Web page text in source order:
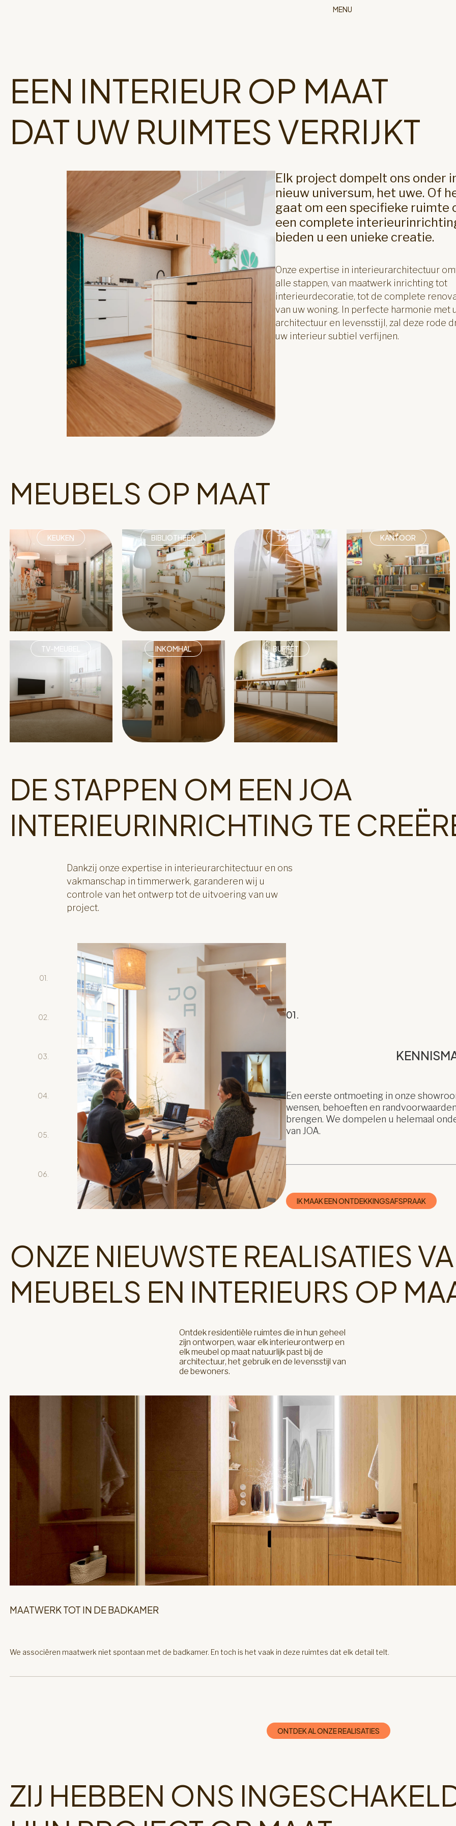
MENU
EEN INTERIEUR OP MAAT
DAT UW RUIMTES VERRIJKT
Elk project dompelt ons onder
nieuw universum, het uwe. Of
gaat om een specifieke ruimte
een complete
bieden u een unieke creatie.
Onze expertise in interieurarchitectuur
alle stappen, van maatwerk inrichting tot
interieurdecoratie, tot de complete
van uw woning. In perfecte harmonie met
architectuur en levensstijl, zal deze rode
uw interieur subtiel verfijnen.
MEUBELS OP MAAT
KEUKEN BIBLIOTHEEK TRAP KANTOOR
TV-MEUBEL INKOMHAL BUFFET
DE STAPPEN OM EEN JOA
INTERIEURINRICHTING TE
Dankzij onze expertise in interieurarchitectuur en ons
vakmanschap in timmerwerk, garanderen wij u
controle van het ontwerp tot de uitvoering van uw
project.
01.
02.
03.
04.
05.
06.
01.
Een eerste ontmoeting in onze
wensen, behoeften en
brengen. We dompelen u helemaal
van JOA.
IK MAAK EEN ONTDEKKINGSAFSPRAAK
02.
Een creatieve ontwerper laat zich
IK MAAK EEN ONTDEKKINGSAFSPRAAK
mindering gebracht op het uiteindelijke
expertise die besteed worden aan het
ONZE NIEUWSTE REALISATIES
MEUBELS EN INTERIEURS OP
Ontdek residentiële ruimtes die in hun geheel
zijn ontworpen, waar elk interieurontwerp en
elk meubel op maat natuurlijk past bij de
architectuur, het gebruik en de levensstijl van
de bewoners.
MAATWERK TOT IN DE BADKAMER
We associëren maatwerk niet spontaan met de badkamer. En toch is het vaak in deze ruimtes dat elk detail telt.
ONTDEK AL ONZE REALISATIES
ZIJ HEBBEN ONS